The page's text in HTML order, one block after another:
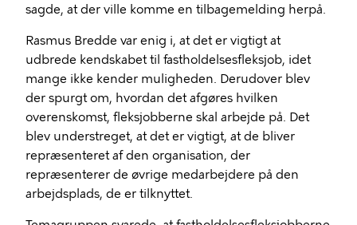
sagde, at der ville komme en tilbagemelding herpå.
Rasmus Bredde var enig i, at det er vigtigt at
udbrede kendskabet til fastholdelsesfleksjob, idet
mange ikke kender muligheden. Derudover blev
der spurgt om, hvordan det afgøres hvilken
overenskomst, fleksjobberne skal arbejde på. Det
blev understreget, at det er vigtigt, at de bliver
repræsenteret af den organisation, der
repræsenterer de øvrige medarbejdere på den
arbejdsplads, de er tilknyttet.